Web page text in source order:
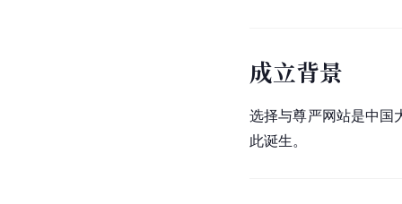
成立背景
选择与尊严网站是中国
此诞生。